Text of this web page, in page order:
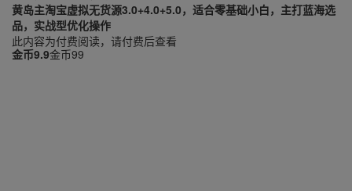
黄岛主淘宝虚拟无货源3.0+4.0+5.0，适合零基础小白，主打蓝海选
品，实战型优化操作
此内容为付费阅读，请付费后查看
金币9.9金币99